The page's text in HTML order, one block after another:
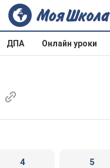
ДПА Онлайн уроки
4 5